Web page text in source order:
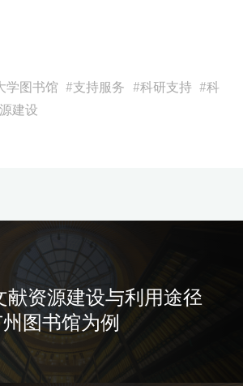
学图书馆 #支持服务 #科研支持 #科
建设
献资源建设与利用途径
图书馆为例